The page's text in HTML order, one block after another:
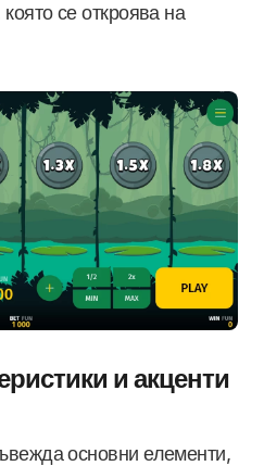
се откроява на
и акценти
основни елементи,